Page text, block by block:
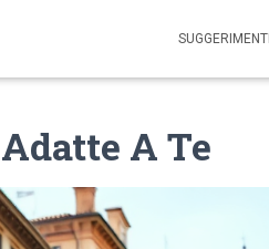
SUGGERIMENTI
A Te